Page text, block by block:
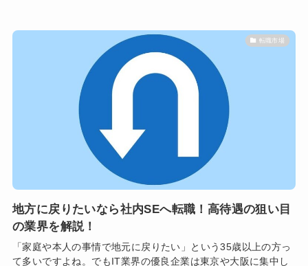
転職市場
地方に戻りたいなら社内SEへ転職！高待遇の狙い目
の業界を解説！
「家庭や本人の事情で地元に戻りたい」という35歳以上の方っ
て多いですよね。でもIT業界の優良企業は東京や大阪に集中し